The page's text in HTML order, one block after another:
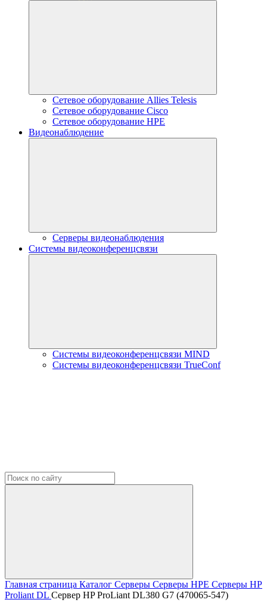
Сетевое оборудование Allies Telesis
Сетевое оборудование Cisco
Сетевое оборудование HPE
Видеонаблюдение
Серверы видеонаблюдения
Системы видеоконференцсвязи
Системы видеоконференцсвязи MIND
Системы видеоконференцсвязи TrueConf
Главная страница Каталог Серверы Серверы HPE Серверы HP
Proliant DL Сервер HP ProLiant DL380 G7 (470065-547)